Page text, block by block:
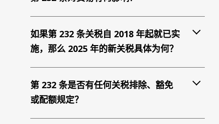
如果第 232 条关税自 2018 年起就已实
施，那么 2025 年的新关税具体为何？
第 232 条是否有任何关税排除、豁免
或配额规定？